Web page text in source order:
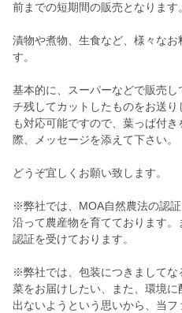
前までの短期間の販売となります。
漬物や煮物、生食など、様々な
す。
基本的に、スーパーなどで販売
チ残してカットしたものをお送
も対応可能ですので、葉っぱ付
際、メッセージを添えて下さい。
どうぞ宜しくお願い致します。
※弊社では、MOA自然農法の認
沿って農産物を育てております
認証を受けております。
※弊社では、包装につきましてな
菜をお届けしたい、また、環境
出ないようという思いから、当